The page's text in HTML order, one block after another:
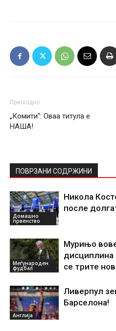
Претходно
„Комити“: Оваа титула е
НАША!
ПОВРЗАНИ СОДРЖИНИ
Домашно
првенство
Никола
после
Меѓународен
фудбал
Мурињо
се трите
Англија
Ливерпул
Барселона!